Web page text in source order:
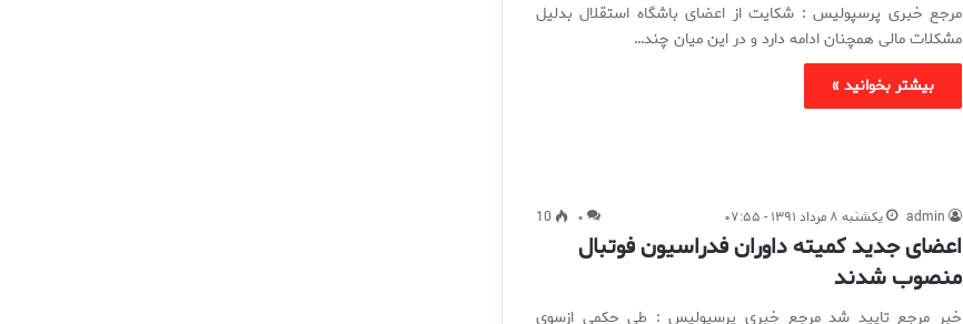
مرجع خبری پرسپولیس : شکایت از اعضای باشگاه استقلال بدلیل
مشکلات مالی همچنان ادامه دارد و در این میان چند…
بیشتر بخوانید »
admin یکشنبه ۸ مرداد ۱۳۹۱ - ۰۷:۵۵ ۰ 10
اعضای جدید کمیته داوران فدراسیون فوتبال
منصوب شدند
خبر مرجع تایید شد مرجع خبری پرسپولیس : طی حکمی ازسوی